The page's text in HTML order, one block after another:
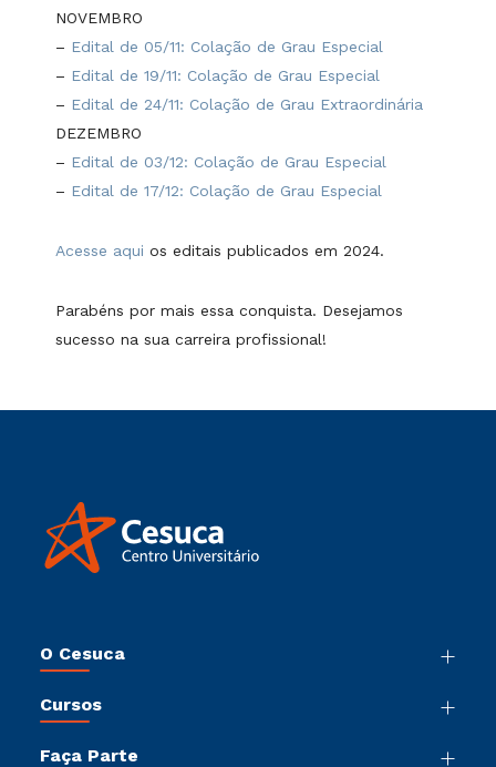
NOVEMBRO
– Edital de 05/11: Colação de Grau Especial
– Edital de 19/11: Colação de Grau Especial
– Edital de 24/11: Colação de Grau Extraordinária
DEZEMBRO
– Edital de 03/12: Colação de Grau Especial
– Edital de 17/12: Colação de Grau Especial
Acesse aqui os editais publicados em 2024.
Parabéns por mais essa conquista. Desejamos
sucesso na sua carreira profissional!
O Cesuca
Sala de Imprensa
Cursos
Faça Parte